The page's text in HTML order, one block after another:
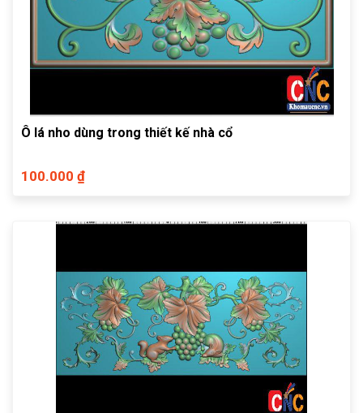
Ô lá nho dùng trong thiết kế nhà cổ
100.000 ₫